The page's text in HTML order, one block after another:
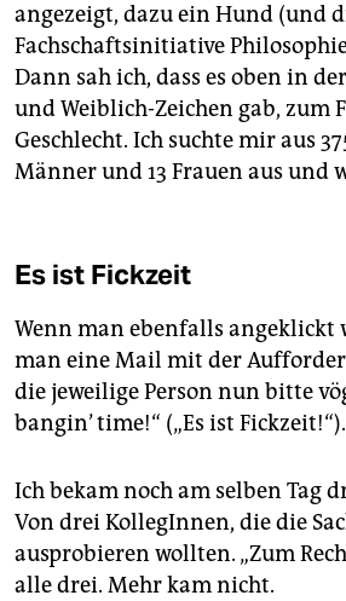
angezeigt, dazu ein Hund (und
Fachschaftsinitiative
Dann sah ich, dass es oben in
und Weiblich-Zeichen gab, zum
Geschlecht. Ich suchte mir aus
Männer und 13 Frauen aus und
Es ist Fickzeit
Wenn man ebenfalls angeklickt
man eine Mail mit der
die jeweilige Person nun bitte
bangin’ time!“ („Es ist Fickzeit!“).
Ich bekam noch am selben Tag
Von drei KollegInnen, die die
ausprobieren wollten. „Zum
alle drei. Mehr kam nicht.